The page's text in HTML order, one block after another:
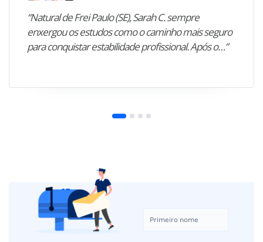
“Natural de Frei Paulo (SE), Sarah C. sempre
enxergou os estudos como o caminho mais seguro
para conquistar estabilidade profissional. Após o…”